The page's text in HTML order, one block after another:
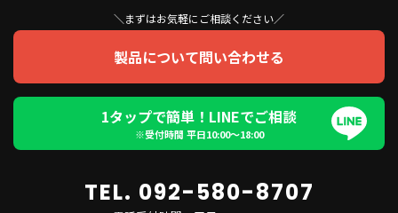
＼まずはお気軽にご相談ください／
製品について問い合わせる
1タップで簡単！LINEでご相談
※受付時間 平日10:00〜18:00
TEL. 092-580-8707